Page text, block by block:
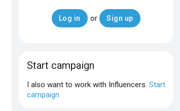
Log in or Sign up
Start campaign
I also want to work with Influencers.Start
campaign